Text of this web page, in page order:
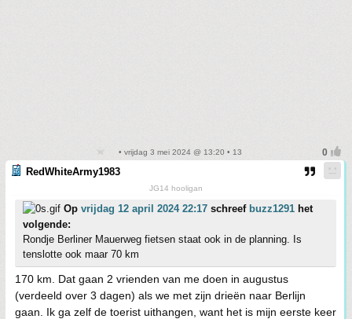
• vrijdag 3 mei 2024 @ 13:20 • 13
RedWhiteArmy1983
JG14 hooligan
Op vrijdag 12 april 2024 22:17 schreef buzz1291 het
volgende:
Rondje Berliner Mauerweg fietsen staat ook in de planning. Is
tenslotte ook maar 70 km
170 km. Dat gaan 2 vrienden van me doen in augustus
(verdeeld over 3 dagen) als we met zijn drieën naar Berlijn
gaan. Ik ga zelf de toerist uithangen, want het is mijn eerste keer